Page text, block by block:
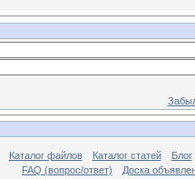
Каталог файлов Каталог статей
Блог
FAQ (вопрос/ответ)
Доска